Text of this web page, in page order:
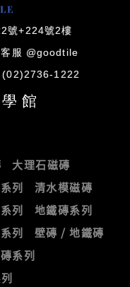
號+224號2樓
服 @goodtile
(02)2736-1222
館
大理石磁磚
列
清水模磁磚
列
地鐵磚系列
列
壁磚 / 地鐵磚
系列